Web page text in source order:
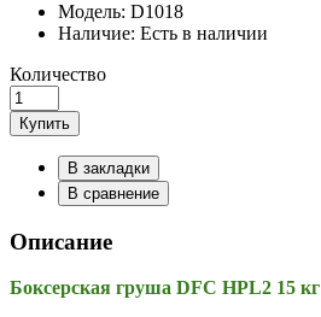
Модель: D1018
Наличие: Есть в наличии
Количество
Купить
В закладки
В сравнение
Описание
Боксерская груша DFC HPL2 15 кг